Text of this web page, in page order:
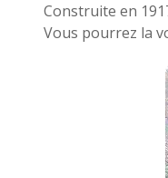
Construite en
Vous pourrez la